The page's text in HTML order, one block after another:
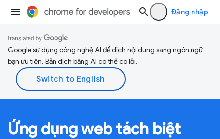
Đăng nhập
Google sử dụng công nghệ AI để dịch nội dung sang ngôn ngữ
bạn ưu tiên. Bản dịch bằng AI có thể có lỗi.
Ứng dụng web tách biệt